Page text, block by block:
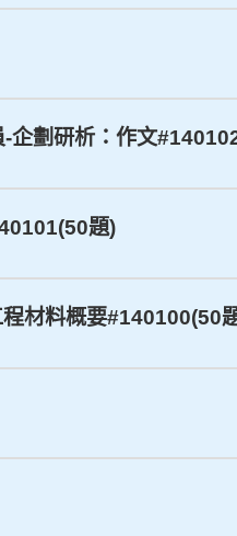
企劃研析：作文
題)
材料概要#140100(50